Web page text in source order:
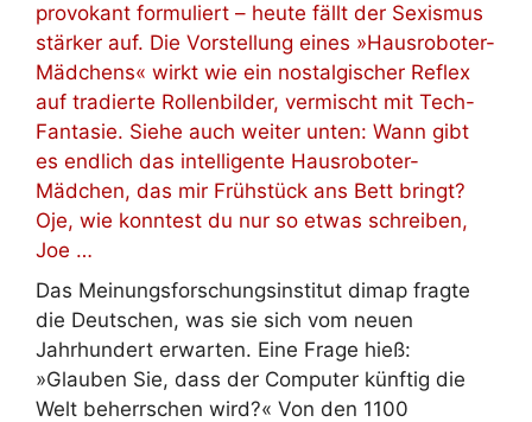
provokant formuliert – heute fällt der Sexismus
stärker auf. Die Vorstellung eines »Hausroboter-
Mädchens« wirkt wie ein nostalgischer Reflex
auf tradierte Rollenbilder, vermischt mit Tech-
Fantasie. Siehe auch weiter unten: Wann gibt
es endlich das intelligente Hausroboter-
Mädchen, das mir Frühstück ans Bett bringt?
Oje, wie konntest du nur so etwas schreiben,
Joe …
Das Meinungsforschungsinstitut dimap fragte
die Deutschen, was sie sich vom neuen
Jahrhundert erwarten. Eine Frage hieß:
»Glauben Sie, dass der Computer künftig die
Welt beherrschen wird?« Von den 1100